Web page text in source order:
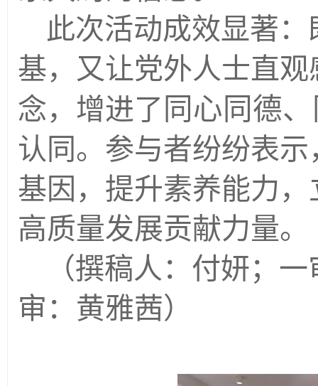
此次活动成效显著
基，又让党外人士直观
念，增进了 同心同德
认同。参与者纷纷表
基因，提升素养能力
高质量发展贡献力量。
（撰稿人： 付妍；一
审： 黄雅茜）